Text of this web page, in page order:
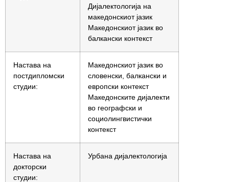
Дијалектологија на
македонскиот јазик
Македонскиот јазик во
балкански контекст
Настава на
постдипломски
студии:
Македонскиот јазик во
словенски, балкански и
европски контекст
Македонските дијалекти
во географски и
социолингвистички
контекст
Настава на
докторски
студии:
Урбана дијалектологија